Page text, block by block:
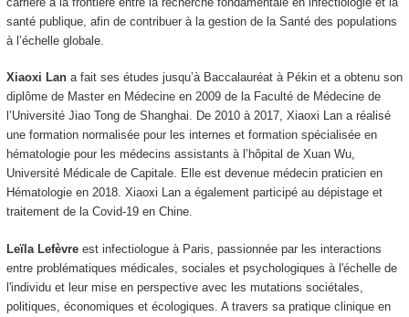
santé publique, afin de contribuer à la gestion de la Santé des populations
à l’échelle globale.
Xiaoxi Lana fait ses études jusqu’à Baccalauréat à Pékin et a obtenu son
diplôme de Master en Médecine en 2009 de la Faculté de Médecine de
l’Université Jiao Tong de Shanghai. De 2010 à 2017, Xiaoxi Lan a réalisé
une formation normalisée pour les internes et formation spécialisée en
hématologie pour les médecins assistants à l’hôpital de Xuan Wu,
Université Médicale de Capitale. Elle est devenue médecin praticien en
Hématologie en 2018. Xiaoxi Lan a également participé au dépistage et
traitement de la Covid-19 en Chine.
Leïla Lefèvreest infectiologue à Paris, passionnée par les interactions
entre problématiques médicales, sociales et psychologiques à l'échelle de
l'individu et leur mise en perspective avec les mutations sociétales,
politiques, économiques et écologiques. A travers sa pratique clinique en